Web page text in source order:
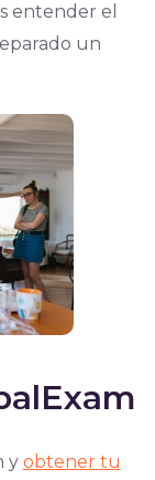
entender el
un
y obtener tu